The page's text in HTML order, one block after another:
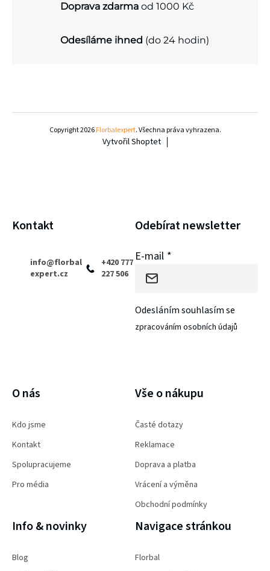
v
ý
p
í
Doprava zdarma od 1000 Kč
Odesíláme ihned (do 24 hodin)
Kontakt
info@florbal
expert.cz
+420 777
227 506
Odebírat newsletter
E-mail
Odesláním souhlasím se
zpracováním osobních údajů
O nás
Kdo jsme
Kontakt
Spolupracujeme
Pro média
Vše o nákupu
Časté dotazy
Reklamace
Doprava a platba
Vrácení a výměna
Obchodní podmínky
Info & novinky
Blog
Navigace stránkou
Florbal
Vytvořil Shoptet
Copyright 2026Florbalexpert. Všechna práva vyhrazena.